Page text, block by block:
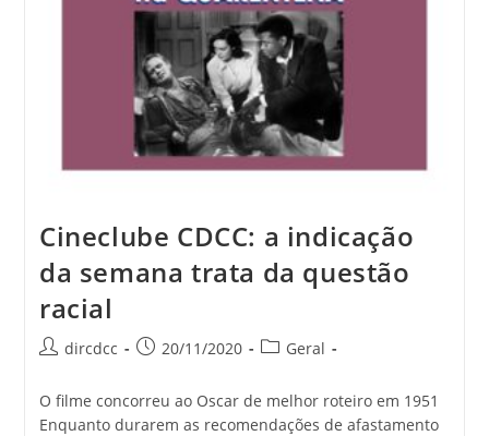
Cineclube CDCC: a indicação
da semana trata da questão
racial
dircdcc 20/11/2020 Geral
O filme concorreu ao Oscar de melhor roteiro em 1951
Enquanto durarem as recomendações de afastamento